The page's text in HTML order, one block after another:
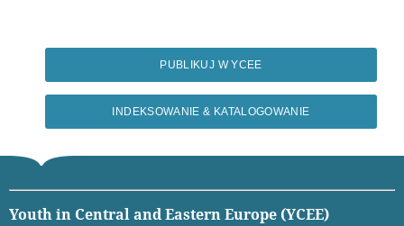
PUBLIKUJ W YCEE
INDEKSOWANIE & KATALOGOWANIE
Youth in Central and Eastern Europe (YCEE)